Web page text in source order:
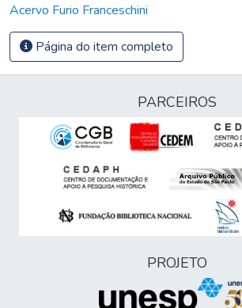
Acervo Furio Franceschini
Página do item completo
PARCEIROS
PROJETO